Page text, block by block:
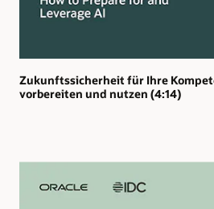
Zukunftssicherheit für Ihre
vorbereiten und nutzen (4:14)